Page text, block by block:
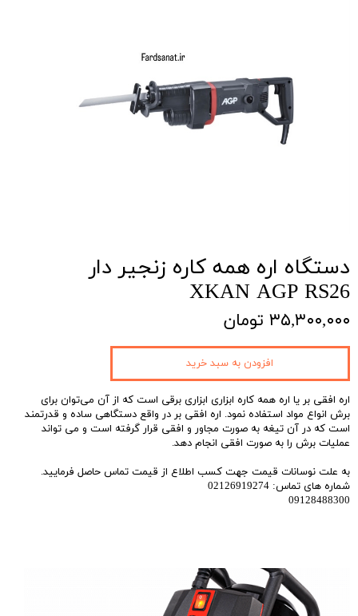
دستگاه اره همه کاره زنجیر دار
XKAN AGP RS26
۳۵,۳۰۰,۰۰۰ تومان
اره افقی بر یا اره همه‌ کاره ابزاری ابزاری برقی است که از آن می‌توان برای
برش انواع مواد استفاده نمود. اره افقی بر در واقع دستگاهی ساده و قدرتمند
است که در آن تیغه به صورت مجاور و افقی قرار گرفته است و می تواند
عملیات برش را به صورت افقی انجام دهد.
به علت نوسانات قیمت جهت کسب اطلاع از قیمت تماس حاصل فرمایید.
شماره های تماس: 02126919274
09128488300
افزودن به سبد خرید